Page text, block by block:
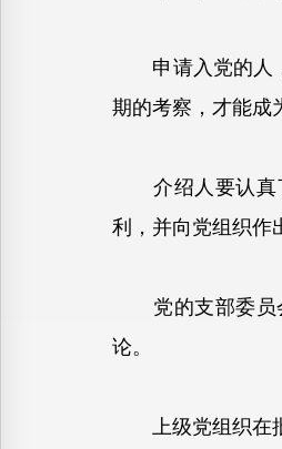
申请入党的人，
期的考察，才能成
介绍人要认真了
利，并向党组织作
党的支部委员会
论。
上级党组织在批